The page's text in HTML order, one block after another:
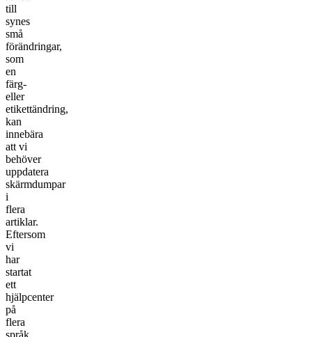
till
synes
små
förändringar,
som
en
färg-
eller
etikettändring,
kan
innebära
att vi
behöver
uppdatera
skärmdumpar
i
flera
artiklar.
Eftersom
vi
har
startat
ett
hjälpcenter
på
flera
språk